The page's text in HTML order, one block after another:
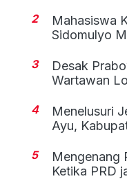
2
Mahasiswa
Sidomulyo
3
Desak
Wartawan
4
Menelusuri
Ayu,
5
Mengenang
Ketika PRD